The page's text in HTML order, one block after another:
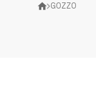
GOZZO